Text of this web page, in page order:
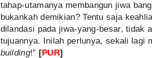
tahap-utamanya membangun jiwa
bukankah demikian? Tentu saja
dilandasi pada jiwa-yang-besar, tidak
tujuannya. Inilah perlunya, sekali lagi
building!” [PUR]